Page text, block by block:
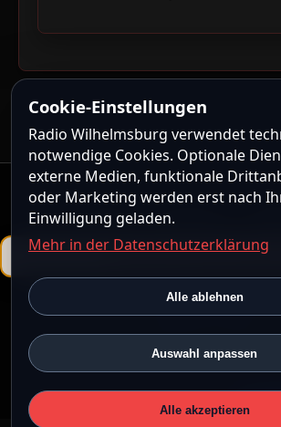
Powered by
ShoutcastMedia CMS steht unter der
Community License.
12:07 · UTC
💙
Cookie-Einstellungen
Radio Wilhelmsburg verwendet
notwendige Cookies. Optionale
externe Medien, funktionale
oder Marketing werden erst nach
Einwilligung geladen.
Mehr in der Datenschutzerklärung
Alle ablehnen
Auswahl anpassen
Alle akzeptieren